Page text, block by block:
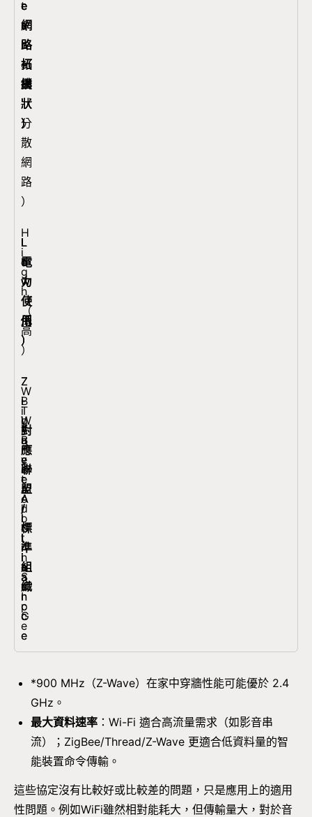
網
路
拓
撲
t
a
r
（
星
狀
）
e
s
h
（
網
狀
）
e
s
h
（
網
狀
）
e
s
h
（
網
狀
）
e
r
n
e
t
（
分
散
網
路
）
電
力
使
用
H
i
g
h
（
高
）
L
o
w
（
低
）
L
o
w
（
低
）
L
o
w
（
低
）
L
o
w
（
低
）
對
應
聯
盟
/
標
準
組
織
W
i
-
F
i
A
l
l
i
a
n
c
e
Z
-
W
a
v
e
A
l
l
i
a
n
c
e
Z
i
g
B
e
e
A
l
l
i
a
n
c
e
T
h
r
e
a
d
G
r
o
u
p
B
l
u
e
t
o
o
t
h
S
I
G
*900 MHz（Z-Wave）在家中穿牆性能可能優於 2.4
GHz。
最大資料速率 ：Wi-Fi 適合高流量需求（如影音串
流）；ZigBee/Thread/Z-Wave 更適合低資料量的智
能裝置命令傳輸。
這些協定沒有比較好或比較差的問題，只是應用上的適用
性問題。例如WiFi雖然相對能耗大，但傳輸量大，對於音